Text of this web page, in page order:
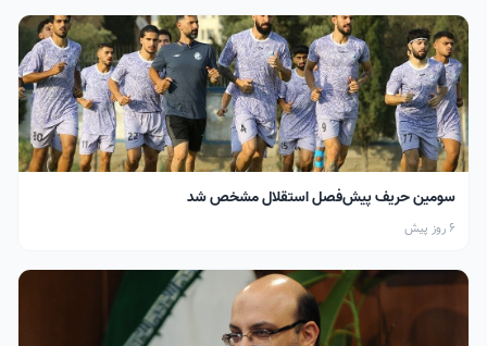
سومین حریف پیش‌فصل استقلال مشخص شد
6 روز پیش